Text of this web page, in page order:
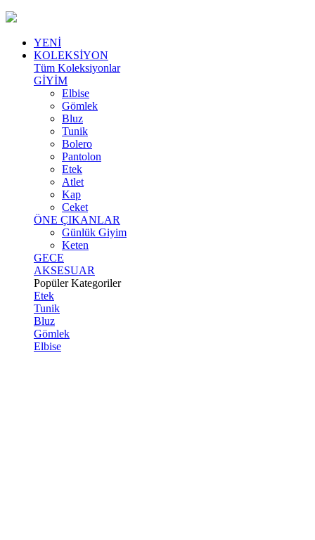
YENİ
KOLEKSİYON
Tüm Koleksiyonlar
GİYİM
Elbise
Gömlek
Bluz
Tunik
Bolero
Pantolon
Etek
Atlet
Kap
Ceket
ÖNE ÇIKANLAR
Günlük Giyim
Keten
GECE
AKSESUAR
Popüler Kategoriler
Etek
Tunik
Bluz
Gömlek
Elbise